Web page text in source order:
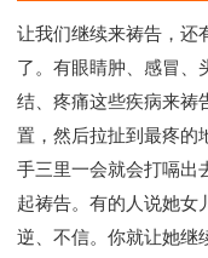
让我们继续来祷告，还
了。有眼睛肿、感冒、
结、疼痛这些疾病来祷
置，然后拉扯到最疼的
手三里一会就会打嗝出
起祷告。有的人说她女
逆、不信。你就让她继